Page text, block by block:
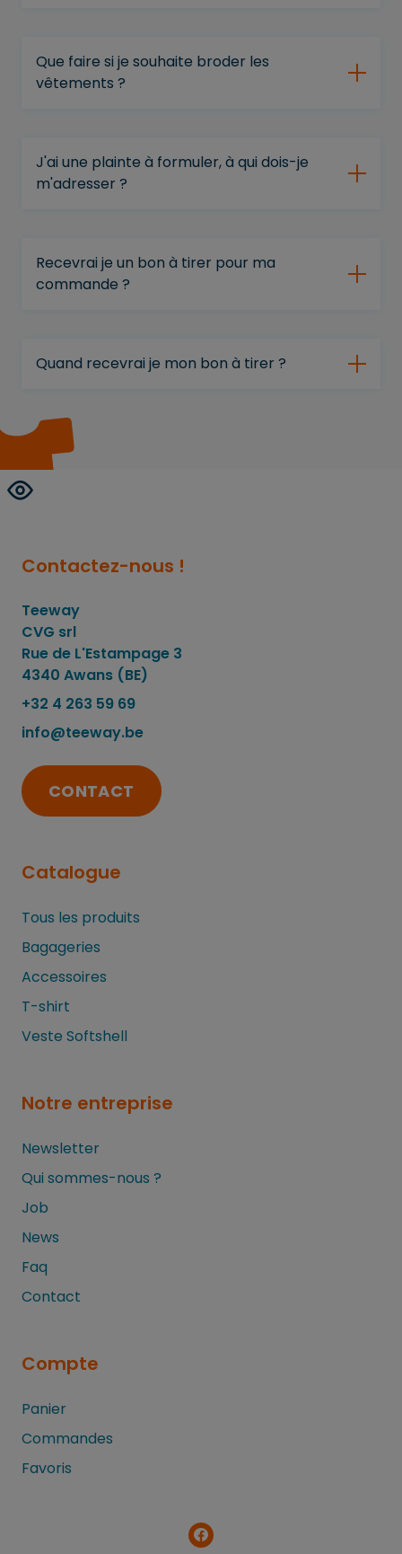
Que faire si je souhaite broder les
vêtements ?
J'ai une plainte à formuler, à qui dois-je
m'adresser ?
Recevrai je un bon à tirer pour ma
commande ?
Quand recevrai je mon bon à tirer ?
Contactez-nous !
Teeway
CVG srl
Rue de L'Estampage 3
4340 Awans (BE)
+32 4 263 59 69
info@teeway.be
CONTACT
Catalogue
Tous les produits
Bagageries
Accessoires
T-shirt
Veste Softshell
Notre entreprise
Newsletter
Qui sommes-nous ?
Job
News
Faq
Contact
Compte
Panier
Commandes
Favoris